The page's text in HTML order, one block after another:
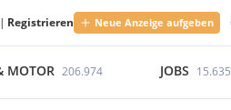
| Registrieren Neue Anzeige aufgeben
MOTOR 206.974 JOBS 15.635